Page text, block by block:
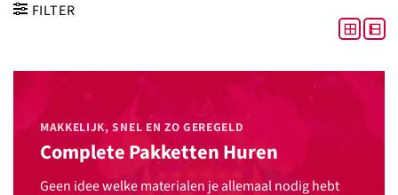
FILTER
MAKKELIJK, SNEL EN ZO GEREGELD
Complete Pakketten Huren
Geen idee welke materialen je allemaal nodig hebt